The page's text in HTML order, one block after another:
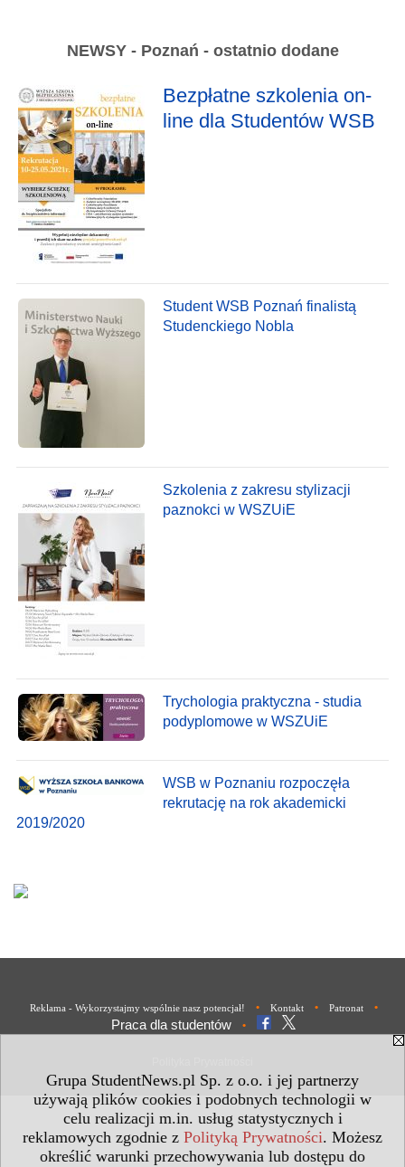
Grupa StudentNews.pl Sp. z o.o. i jej partnerzy
używają plików cookies i podobnych technologii w
celu realizacji m.in. usług statystycznych i
reklamowych zgodnie z Polityką Prywatności. Możesz
określić warunki przechowywania lub dostępu do
NEWSY - Poznań - ostatnio dodane
Bezpłatne szkolenia on-
line dla Studentów WSB
Student WSB Poznań finalistą
Studenckiego Nobla
Szkolenia z zakresu stylizacji
paznokci w WSZUiE
Trychologia praktyczna - studia
podyplomowe w WSZUiE
WSB w Poznaniu rozpoczęła
rekrutację na rok akademicki
2019/2020
Reklama - Wykorzystajmy wspólnie nasz potencjał! • Kontakt • Patronat •
Praca dla studentów •